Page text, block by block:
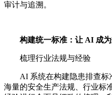
审计与追溯。
构建统一标准：让 AI 成
梳理行业法规与经验
AI 系统在构建隐患排查
海量的安全生产法规、行业标